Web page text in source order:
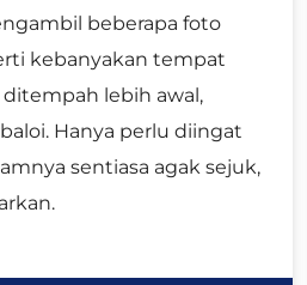
beberapa foto
kebanyakan tempat
lebih awal,
Hanya perlu diingat
sentiasa agak sejuk,